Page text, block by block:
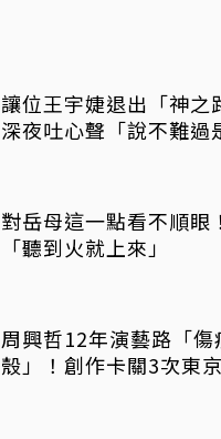
讓位王宇婕退出「神之
深夜吐心聲「說不難過
對岳母這一點看不順眼
「聽到火就上來」
周興哲12年演藝路「傷
殼」！創作卡關3次東